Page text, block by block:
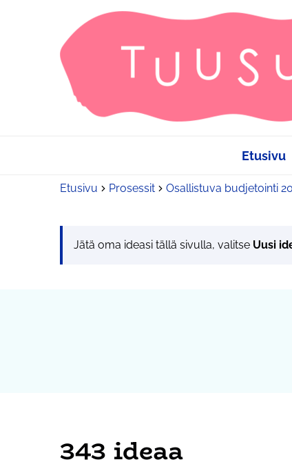
Etusivu
Etusivu Prosessit Osallistuva budjetointi
Jätä oma ideasi tällä sivulla, valitse Uusi
343 ideaa